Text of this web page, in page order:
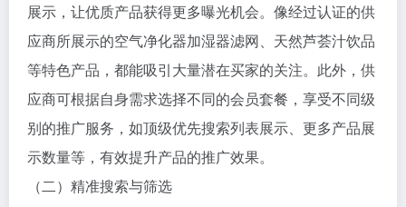
展示，让优质产品获得更多曝光机会。像经过认证的供
应商所展示的空气净化器加湿器滤网、天然芦荟汁饮品
等特色产品，都能吸引大量潜在买家的关注。此外，供
应商可根据自身需求选择不同的会员套餐，享受不同级
别的推广服务，如顶级优先搜索列表展示、更多产品展
示数量等，有效提升产品的推广效果。
（二）精准搜索与筛选